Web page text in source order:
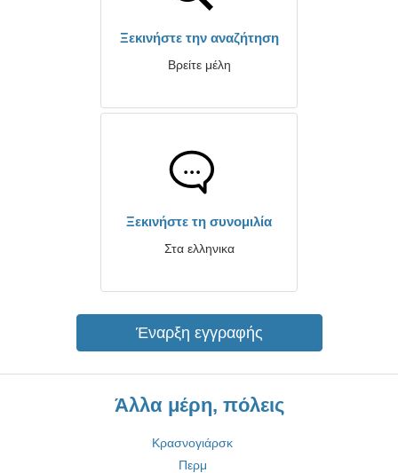
Ξεκινήστε την αναζήτηση
Βρείτε μέλη
Ξεκινήστε τη συνομιλία
Στα ελληνικα
Έναρξη εγγραφής
Άλλα μέρη, πόλεις
Κρασνογιάρσκ
Περμ